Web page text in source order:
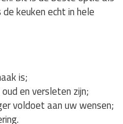
keuken echt in hele
is;
en versleten zijn;
voldoet aan uw wensen;